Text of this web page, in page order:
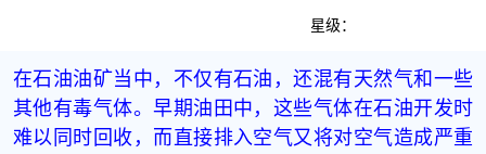
星级：
在石油油矿当中，不仅有石油，还混有天然气和一些
其他有毒气体。早期油田中，这些气体在石油开发时
难以同时回收，而直接排入空气又将对空气造成严重